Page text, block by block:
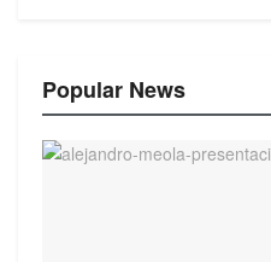
Popular News